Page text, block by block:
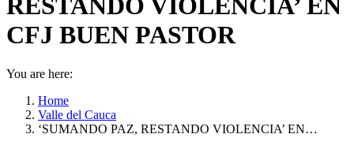
RESTANDO VIOLENCIA’ EN
CFJ BUEN PASTOR
You are here:
Home
Valle del Cauca
‘SUMANDO PAZ, RESTANDO VIOLENCIA’ EN…